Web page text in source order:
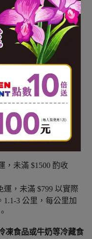
纖維、蔓越莓乾(蔓越
汁、食鹽(含碘)、雙
澱粉酵素)、糊精)、解
脂酵素))、木寡糖)
，未滿 $1200 酌收
，未滿 $1500 酌收
，未滿 $1500 酌收
運，未滿 $799 以實際
1.1-3 公里，每公里加
凍食品或牛奶等冷藏食